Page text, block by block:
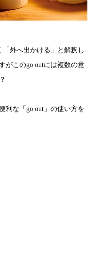
「外へ出かける」と解釈し
がこのgo outには複数の意
利な「go out」の使い方を